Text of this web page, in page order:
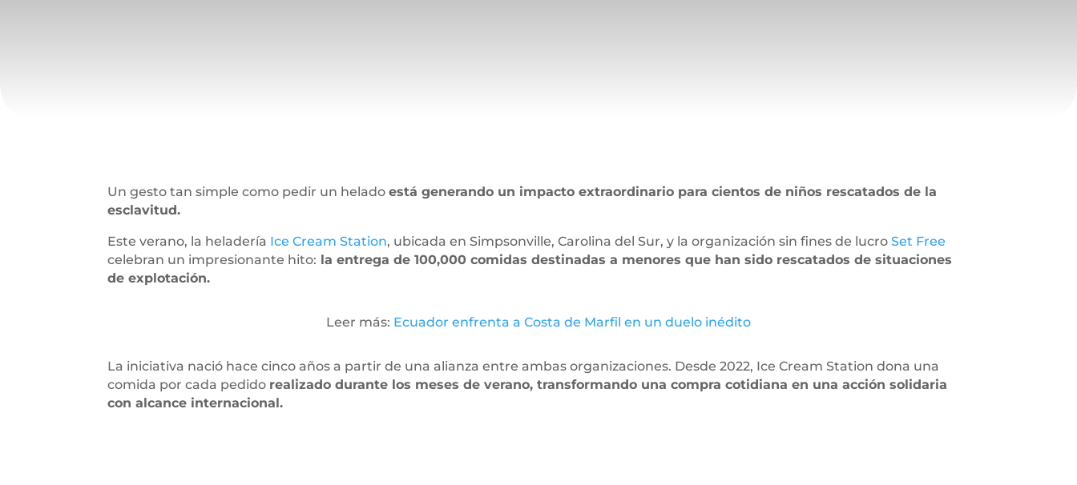
Un gesto tan simple como pedir un heladoestá generando un impacto extraordinario para cientos de niños rescatados de la
esclavitud.
Este verano, la heladería Ice Cream Station, ubicada en Simpsonville, Carolina del Sur, y la organización sin fines de lucroSet Free
celebran un impresionante hito: la entrega de 100,000 comidas destinadas a menores que han sido rescatados de situaciones
de explotación.
Leer más: Ecuador enfrenta a Costa de Marfil en un duelo inédito
La iniciativa nació hace cinco años a partir de una alianza entre ambas organizaciones. Desde 2022, Ice Cream Station dona una
comida por cada pedido realizado durante los meses de verano, transformando una compra cotidiana en una acción solidaria
con alcance internacional.